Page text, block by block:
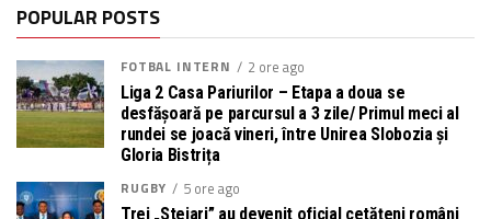
POPULAR POSTS
FOTBAL INTERN 2 ore ago
Liga 2 Casa Pariurilor – Etapa a doua se
desfășoară pe parcursul a 3 zile/ Primul meci al
rundei se joacă vineri, între Unirea Slobozia și
Gloria Bistrița
RUGBY
5 ore ago
Trei „Stejari” au devenit oficial cetățeni români